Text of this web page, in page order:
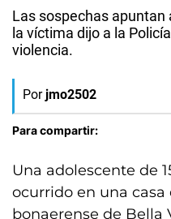
Las sospechas apuntan
la víctima dijo a la
violencia.
Por jmo2502
Para compartir:
Una adolescente de
ocurrido en una casa
bonaerense de Bella